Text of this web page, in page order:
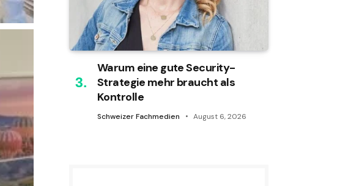
Warum eine gute Security-
Strategie mehr braucht als
Kontrolle
Schweizer Fachmedien August 6, 2026